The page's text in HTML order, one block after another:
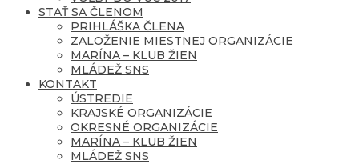
STAŤ SA ČLENOM
PRIHLÁŠKA ČLENA
ZALOŽENIE MIESTNEJ ORGANIZÁCIE
MARÍNA – KLUB ŽIEN
MLÁDEŽ SNS
KONTAKT
ÚSTREDIE
KRAJSKÉ ORGANIZÁCIE
OKRESNÉ ORGANIZÁCIE
MARÍNA – KLUB ŽIEN
MLÁDEŽ SNS